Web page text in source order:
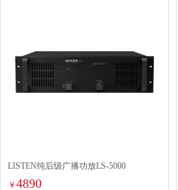
LISTEN纯后级广播功放LS-5000
￥ 4890